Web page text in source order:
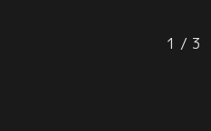
お返しを」とある計画を立てる。交
流を重ねる中で垣間見た、「幸せを
1